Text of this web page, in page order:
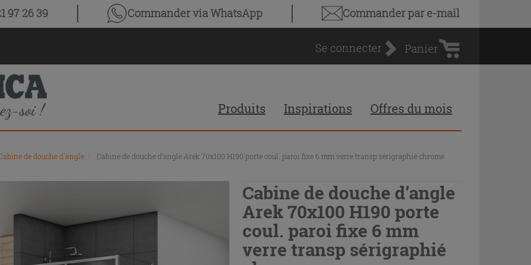
97 26 39 Commander via WhatsApp Commander par e-mail
Se connecter
d'achat
Panier
Produits Inspirations Offres du mois
de douche d'angle Cabine de douche d’angle Arek 70x100 H190 porte coul. paroi fixe 6 mm verre transp sérigraphié chrome
Cabine de douche d’angle
Arek 70x100 H190 porte
coul. paroi fixe 6 mm
verre transp sérigraphié